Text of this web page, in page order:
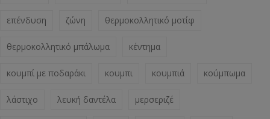
επένδυση ζώνη θερμοκολλητικό μοτίφ
θερμοκολλητικό μπάλωμα κέντημα
κουμπί με ποδαράκι κουμπι κουμπιά κούμπωμα
λάστιχο λευκή δαντέλα μερσεριζέ